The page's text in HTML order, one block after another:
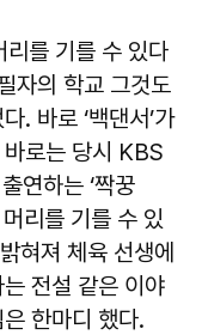
리를 기를 수 있다
자의 학교 그것도
. 바로 ‘백댄서’가
로는 당시 KBS
연하는 ‘짝꿍
리를 기를 수 있
혀져 체육 선생에
전설 같은 이야
한마디 했다.